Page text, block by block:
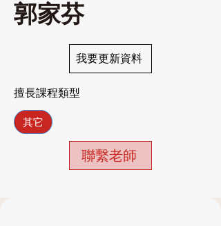
郭家芬
我要更新資料
擅長課程類型
其它
聯繫老師